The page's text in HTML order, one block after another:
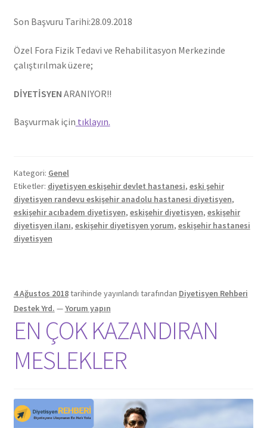
Son Başvuru Tarihi:28.09.2018
Özel Fora Fizik Tedavi ve Rehabilitasyon Merkezinde
çalıştırılmak üzere;
DİYETİSYEN ARANIYOR!!
Başvurmak için tıklayın.
Kategori: Genel
Etiketler: diyetisyen eskişehir devlet hastanesi, eski şehir
diyetisyen randevu eskişehir anadolu hastanesi diyetisyen,
eskişehir acıbadem diyetisyen, eskişehir diyetisyen, eskişehir
diyetisyen ilanı, eskişehir diyetisyen yorum, eskişehir hastanesi
diyetisyen
4 Ağustos 2018tarihinde yayınlandı tarafından Diyetisyen Rehberi
Destek Yrd. —Yorum yapın
EN ÇOK KAZANDIRAN
MESLEKLER